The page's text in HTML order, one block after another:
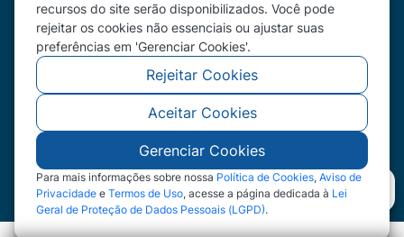
A Câmara
Vereadores
Redefinir Cookies
©2026 - Câmara Municipal de Primavera do Leste
- MT - Todos os direitos reservados
recursos do site serão disponibilizados. Você pode
rejeitar os cookies não essenciais ou ajustar suas
preferências em 'Gerenciar Cookies'.
Rejeitar Cookies
Aceitar Cookies
Gerenciar Cookies
Para mais informações sobre nossa Política de Cookies, Aviso de
Privacidade e Termos de Uso, acesse a página dedicada à Lei
Geral de Proteção de Dados Pessoais (LGPD).